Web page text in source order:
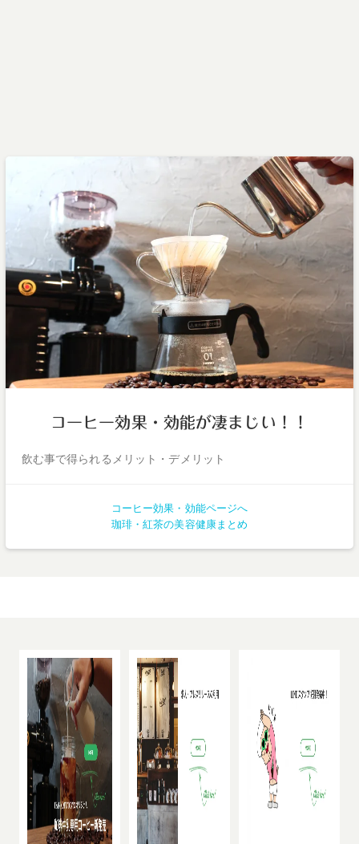
コーヒー効果・効能が凄まじい！！
飲む事で得られるメリット・デメリット
コーヒー効果・効能ページへ
珈琲・紅茶の美容健康まとめ